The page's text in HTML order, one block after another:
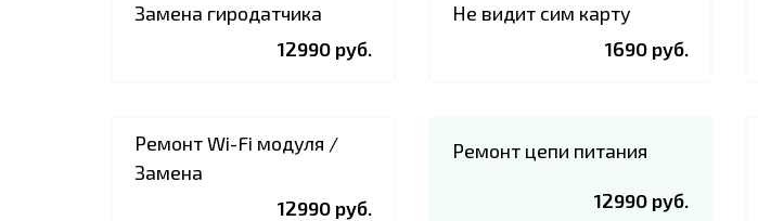
Замена гиродатчика
12990 руб.
Не видит сим карту
1690 руб.
Ремонт Wi-Fi модуля /
Замена
12990 руб.
Ремонт цепи питания
12990 руб.